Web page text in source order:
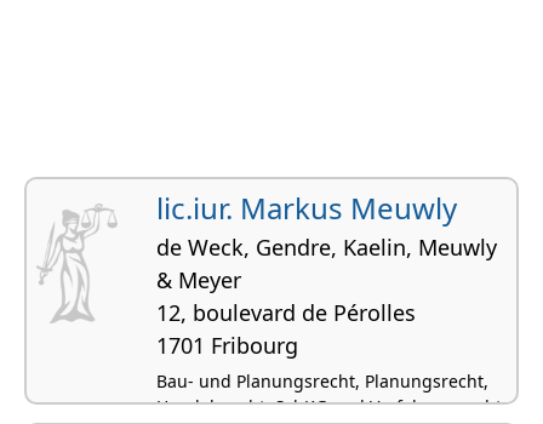
lic.iur. Markus Meuwly
de Weck, Gendre, Kaelin, Meuwly
& Meyer
12, boulevard de Pérolles
1701 Fribourg
Bau- und Planungsrecht, Planungsrecht,
Handelsrecht, SchKG und Verfahrensrecht,